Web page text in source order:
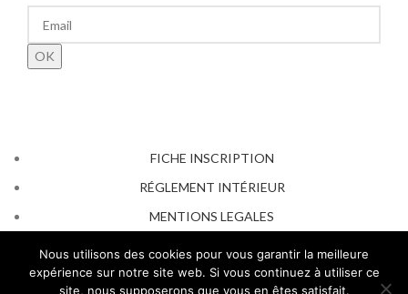
FICHE INSCRIPTION
RÉGLEMENT INTÉRIEUR
MENTIONS LEGALES
Nous utilisons des cookies pour vous garantir la meilleure
expérience sur notre site web. Si vous continuez à utiliser ce
site, nous supposerons que vous en êtes satisfait.